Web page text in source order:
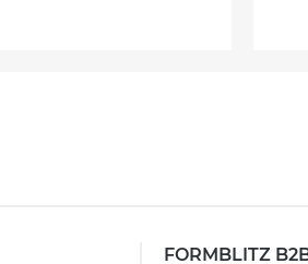
FORMBLITZ